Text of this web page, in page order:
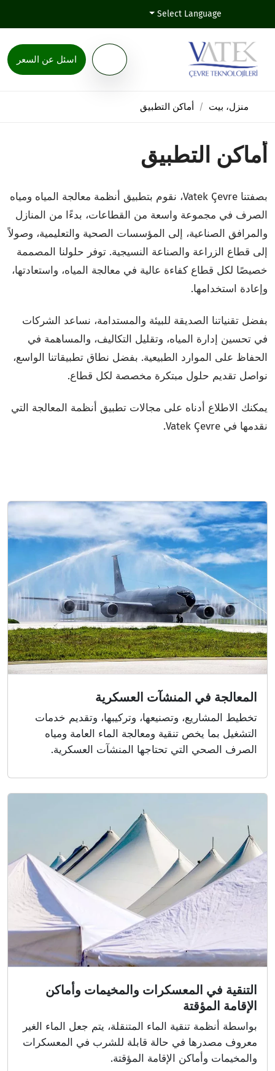
Select Language
اسئل عن السعر
منزل، بيت أماكن التطبيق
أماكن التطبيق
بصفتنا Vatek Çevre، نقوم بتطبيق أنظمة معالجة المياه ومياه
الصرف في مجموعة واسعة من القطاعات، بدءًا من المنازل
والمرافق الصناعية، إلى المؤسسات الصحية والتعليمية، وصولاً
إلى قطاع الزراعة والصناعة النسيجية. توفر حلولنا المصممة
خصيصًا لكل قطاع كفاءة عالية في معالجة المياه، واستعادتها،
وإعادة استخدامها.
بفضل تقنياتنا الصديقة للبيئة والمستدامة، نساعد الشركات
في تحسين إدارة المياه، وتقليل التكاليف، والمساهمة في
الحفاظ على الموارد الطبيعية. بفضل نطاق تطبيقاتنا الواسع،
نواصل تقديم حلول مبتكرة مخصصة لكل قطاع.
يمكنك الاطلاع أدناه على مجالات تطبيق أنظمة المعالجة التي
نقدمها في Vatek Çevre.
المعالجة في المنشآت العسكرية
تخطيط المشاريع، وتصنيعها، وتركيبها، وتقديم خدمات
التشغيل بما يخص تنقية ومعالجة الماء العامة ومياه
الصرف الصحي التي تحتاجها المنشآت العسكرية.
التنقية في المعسكرات والمخيمات وأماكن
الإقامة المؤقتة
بواسطة أنظمة تنقية الماء المتنقلة، يتم جعل الماء الغير
معروف مصدرها في حالة قابلة للشرب في المعسكرات
والمخيمات وأماكن الإقامة المؤقتة.